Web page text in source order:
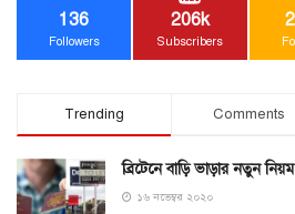
136
Followers
206k
Subscribers
Trending Comments
ব্রিটেনে বাড়ি ভাড়ার নতুন
১৬ নভেম্বর ২০২০